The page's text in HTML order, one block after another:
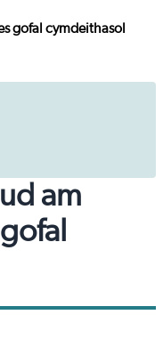
gofal cymdeithasol
am